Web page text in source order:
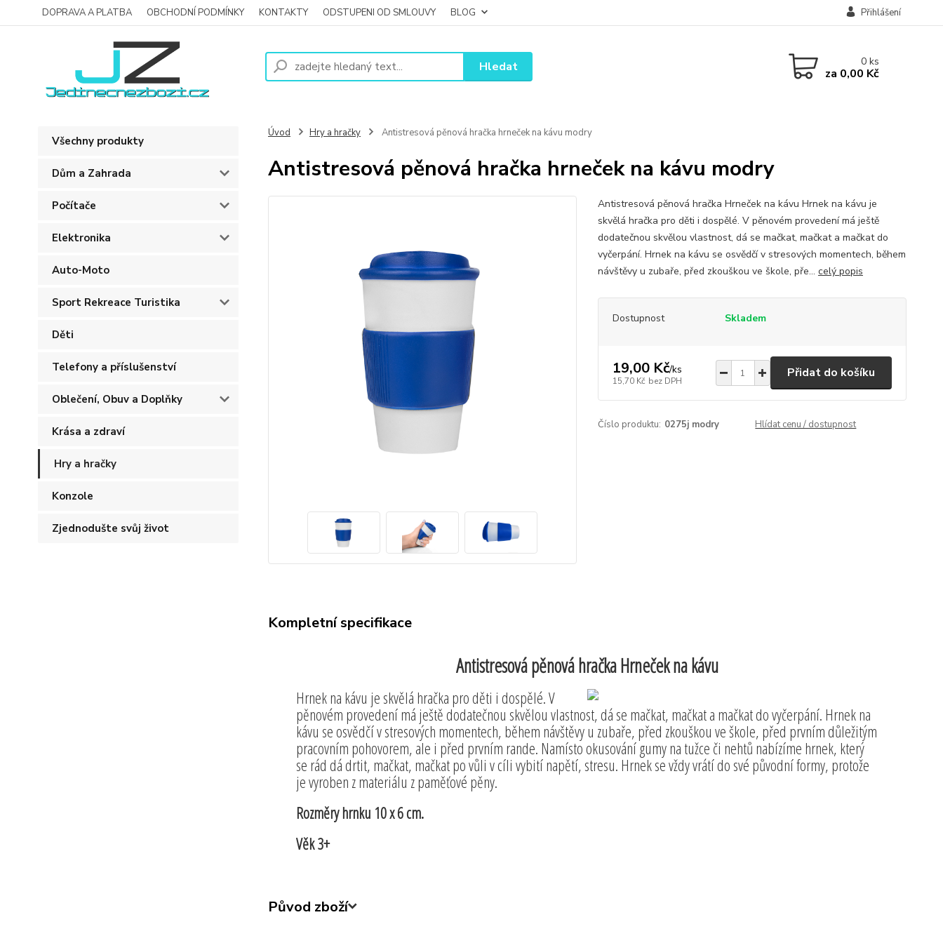
DOPRAVA A PLATBA OBCHODNÍ PODMÍNKY KONTAKTY ODSTUPENI OD SMLOUVY BLOG Přihlášení
Hledat 0ks
za 0,00 Kč
Všechny produkty
Dům a Zahrada
Počítače
Elektronika
Auto-Moto
Sport Rekreace Turistika
Děti
Telefony a příslušenství
Oblečení, Obuv a Doplňky
Krása a zdraví
Hry a hračky
Konzole
Zjednodušte svůj život
Úvod Hry a hračky Antistresová pěnová hračka hrneček na kávu modry
Antistresová pěnová hračka hrneček na kávu modry
Antistresová pěnová hračka Hrneček na kávu Hrnek na kávu je
skvělá hračka pro děti i dospělé. V pěnovém provedení má ještě
dodatečnou skvělou vlastnost, dá se mačkat, mačkat a mačkat do
vyčerpání. Hrnek na kávu se osvědčí v stresových momentech, během
návštěvy u zubaře, před zkouškou ve škole, pře... celý popis
Dostupnost Skladem
19,00 Kč/ks
15,70 Kč bez DPH
Přidat do košíku
Číslo produktu: 0275j modry Hlídat cenu / dostupnost
Kompletní specifikace
Antistresová pěnová hračka Hrneček na kávu
Hrnek na kávu je skvělá hračka pro děti i dospělé. V
pěnovém provedení má ještě dodatečnou skvělou vlastnost, dá se mačkat, mačkat a mačkat do vyčerpání. Hrnek na
kávu se osvědčí v stresových momentech, během návštěvy u zubaře, před zkouškou ve škole, před prvním důležitým
pracovním pohovorem, ale i před prvním rande. Namísto okusování gumy na tužce či nehtů nabízíme hrnek, který
se rád dá drtit, mačkat, mačkat po vůli v cíli vybití napětí, stresu. Hrnek se vždy vrátí do své původní formy, protože
je vyroben z materiálu z paměťové pěny.
Rozměry hrnku 10 x 6 cm.
Věk 3+
Původ zboží